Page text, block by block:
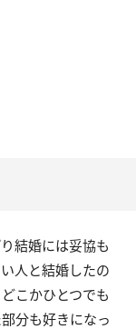
結婚には妥協も
人と結婚したの
こかひとつでも
分も好きになっ